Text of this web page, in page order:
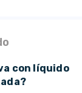
con líquido